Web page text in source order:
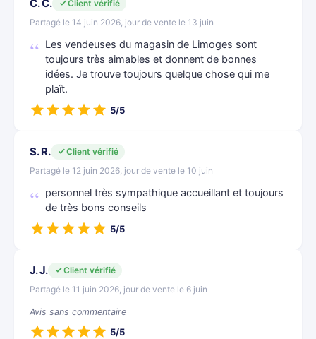
C. C.
Client vérifié
Partagé le 14 juin 2026, jour de vente le 13 juin
Les vendeuses du magasin de Limoges sont
toujours très aimables et donnent de bonnes
idées. Je trouve toujours quelque chose qui me
plaît.
5/5
S. R.
Client vérifié
Partagé le 12 juin 2026, jour de vente le 10 juin
personnel très sympathique accueillant et toujours
de très bons conseils
5/5
J. J.
Client vérifié
Partagé le 11 juin 2026, jour de vente le 6 juin
Avis sans commentaire
5/5